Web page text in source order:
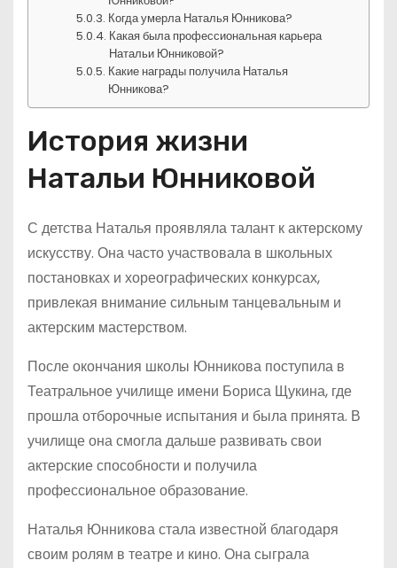
Когда умерла Наталья Юнникова?
Какая была профессиональная карьера
Натальи Юнниковой?
Какие награды получила Наталья
Юнникова?
История жизни
Натальи Юнниковой
С детства Наталья проявляла талант к актерскому
искусству. Она часто участвовала в школьных
постановках и хореографических конкурсах,
привлекая внимание сильным танцевальным и
актерским мастерством.
После окончания школы Юнникова поступила в
Театральное училище имени Бориса Щукина, где
прошла отборочные испытания и была принята. В
училище она смогла дальше развивать свои
актерские способности и получила
профессиональное образование.
Наталья Юнникова стала известной благодаря
своим ролям в театре и кино. Она сыграла